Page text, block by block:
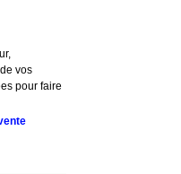
vos
pour faire